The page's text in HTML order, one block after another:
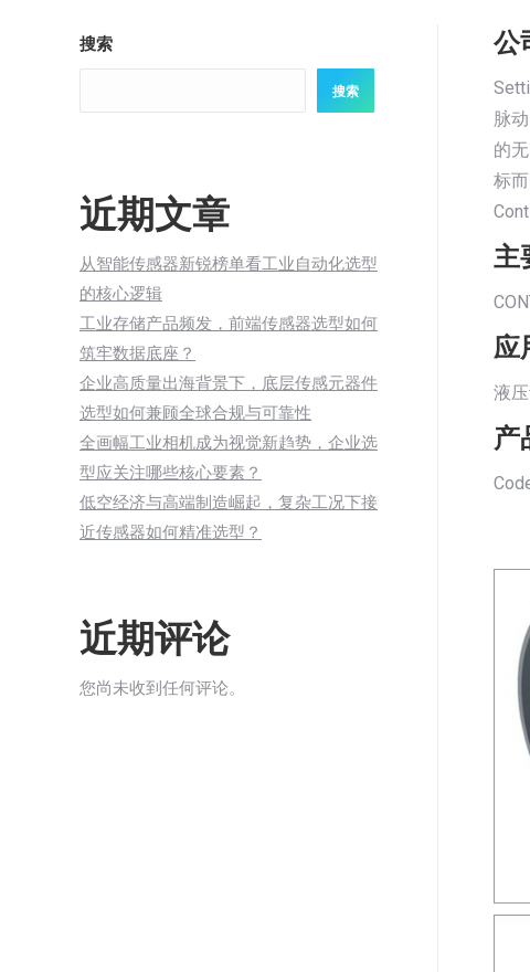
公
脉
的
标
主
应
液
产
搜索
搜索
近期文章
从智能传感器新锐榜单看工业自动化选型
的核心逻辑
工业存储产品频发，前端传感器选型如何
筑牢数据底座？
企业高质量出海背景下，底层传感元器件
选型如何兼顾全球合规与可靠性
全画幅工业相机成为视觉新趋势，企业选
型应关注哪些核心要素？
低空经济与高端制造崛起，复杂工况下接
近传感器如何精准选型？
近期评论
您尚未收到任何评论。